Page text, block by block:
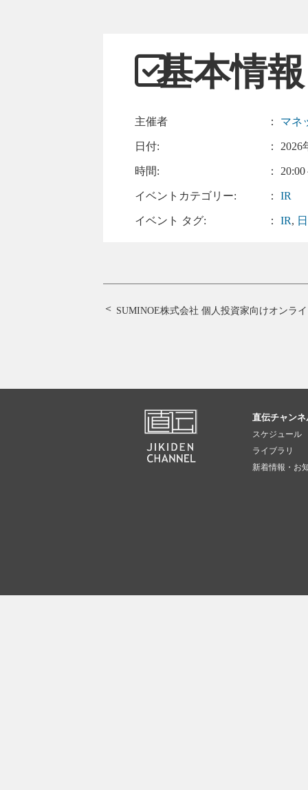
基本情報
主催者 ： マネ
日付: ： 2026
時間: ：
イベントカテゴリー: ：IR
イベント タグ: ：IR,
SUMINOE株式会社 個人投資家向けオンラ
直伝チャン
スケジュール
ライブラリ
新着情報・お